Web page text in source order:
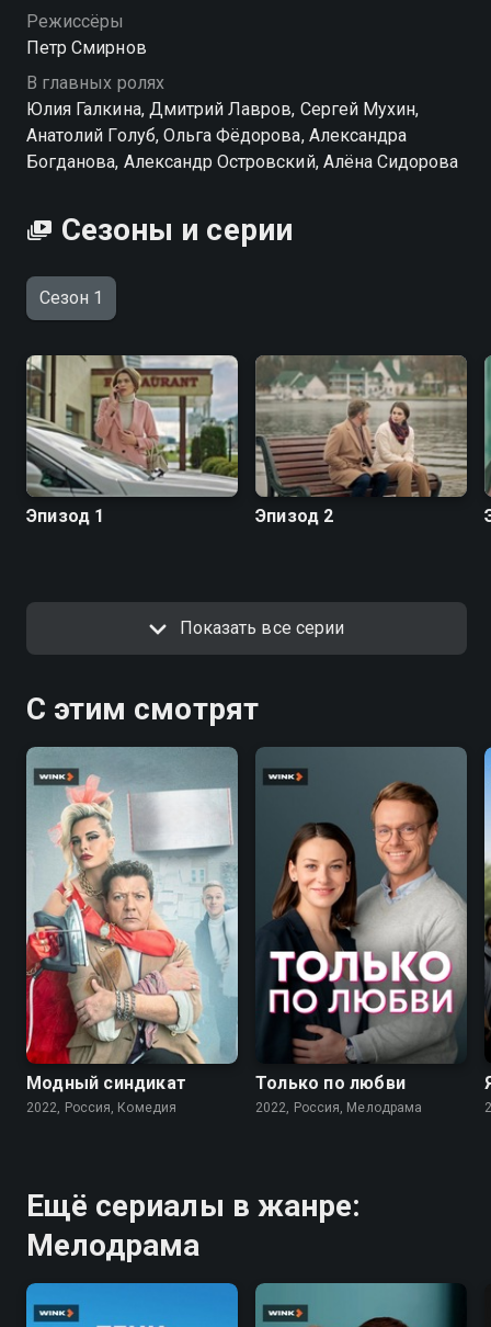
Оставшись ни с чем, Елена решает вывести
Корнилова на чистую воду.
Режиссёры
Петр Смирнов
В главных ролях
Юлия Галкина, Дмитрий Лавров, Сергей Мухин,
Анатолий Голуб, Ольга Фёдорова, Александра
Богданова, Александр Островский, Алёна Сидорова
Сезоны и серии
Сезон 1
Эпизод 1 Эпизод 2
Показать все серии
С этим смотрят
7.6
Модный синдикат
2022, Россия, Комедия
Только по любви
2022, Россия, Мелодрама
Ещё сериалы в жанре:
Мелодрама